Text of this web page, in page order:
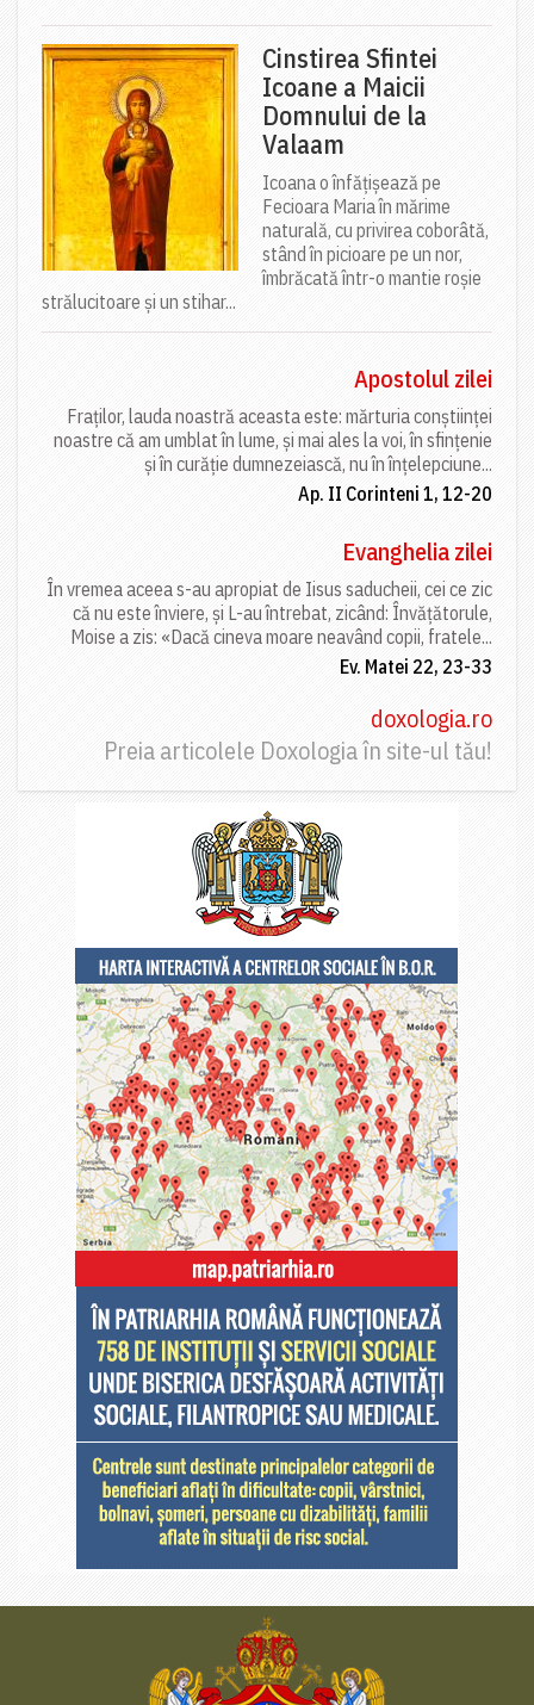
Cinstirea Sfintei
Icoane a Maicii
Domnului de la
Valaam
Icoana o înfățișează pe
Fecioara Maria în mărime
naturală, cu privirea coborâtă,
stând în picioare pe un nor,
îmbrăcată într-o mantie roșie
strălucitoare și un stihar...
Apostolul zilei
Fraților, lauda noastră aceasta este: mărturia conștiinței
noastre că am umblat în lume, și mai ales la voi, în sfințenie
și în curăție dumnezeiască, nu în înțelepciune...
Ap. II Corinteni 1, 12-20
Evanghelia zilei
În vremea aceea s-au apropiat de Iisus saducheii, cei ce zic
că nu este înviere, și L-au întrebat, zicând: Învățătorule,
Moise a zis: «Dacă cineva moare neavând copii, fratele...
Ev. Matei 22, 23-33
doxologia.ro
Preia articolele Doxologia în site-ul tău!